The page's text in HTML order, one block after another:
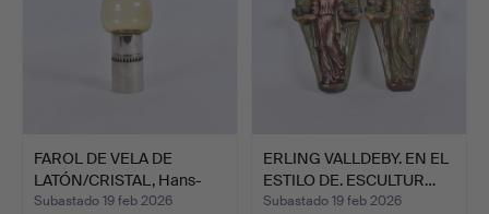
FAROL DE VELA DE
LATÓN/CRISTAL, Hans-
Agne …
Subastado 19 feb 2026
ERLING VALLDEBY. EN EL
ESTILO DE. ESCULTUR…
Subastado 19 feb 2026